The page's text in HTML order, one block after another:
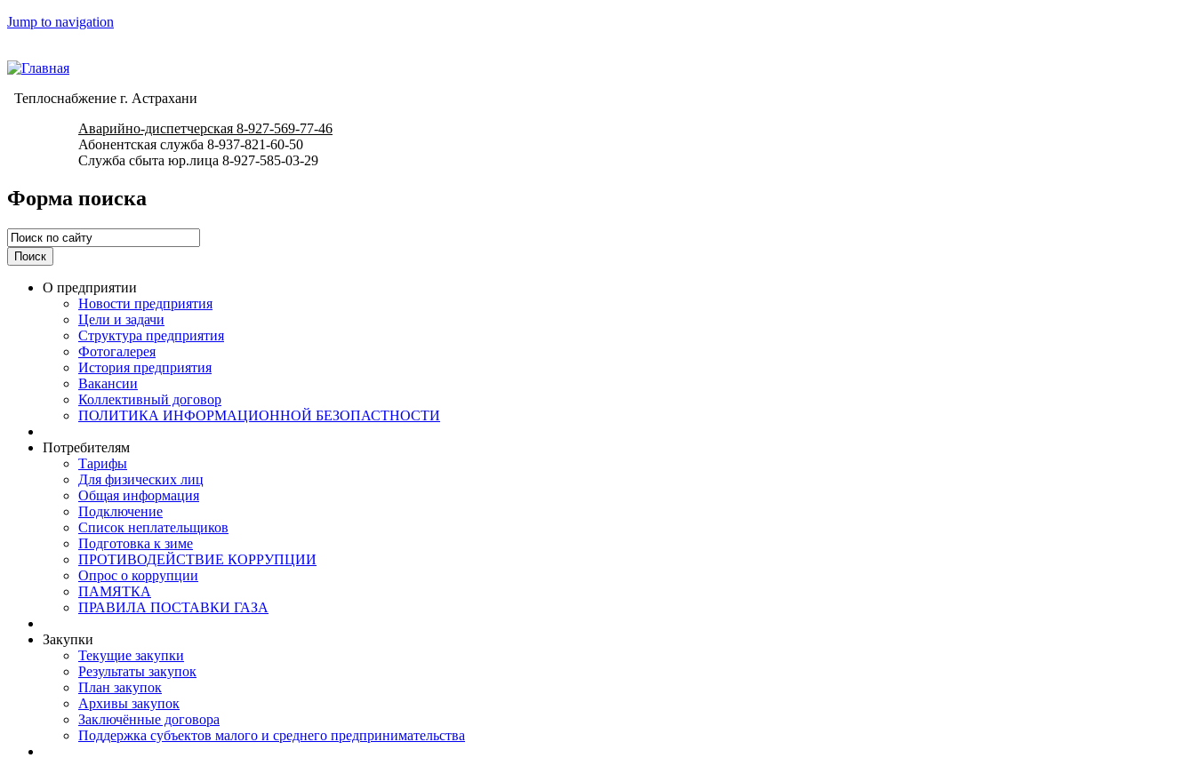
Jump to navigation
Теплоснабжение г. Астрахани
Аварийно-диспетчерская 8-927-569-77-46
Абонентская служба 8-937-821-60-50
Служба сбыта юр.лица 8-927-585-03-29
Форма поиска
О предприятии
Новости предприятия
Цели и задачи
Структура предприятия
Фотогалерея
История предприятия
Вакансии
Коллективный договор
ПОЛИТИКА ИНФОРМАЦИОННОЙ БЕЗОПАСТНОСТИ
Потребителям
Тарифы
Для физических лиц
Общая информация
Подключение
Список неплательщиков
Подготовка к зиме
ПРОТИВОДЕЙСТВИЕ КОРРУПЦИИ
Опрос о коррупции
ПАМЯТКА
ПРАВИЛА ПОСТАВКИ ГАЗА
Закупки
Текущие закупки
Результаты закупок
План закупок
Архивы закупок
Заключённые договора
Поддержка субъектов малого и среднего предпринимательства